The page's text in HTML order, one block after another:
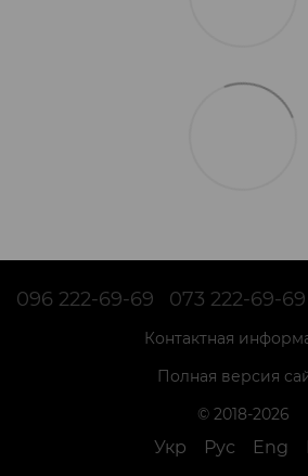
096 222-69-69 073 222-69-69
Контактная
Полная версия
© 2018-2026
Укр Рус Eng